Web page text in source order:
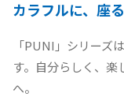
カラフルに、座
「PUNI」シリーズ
す。自分らしく、
へ。